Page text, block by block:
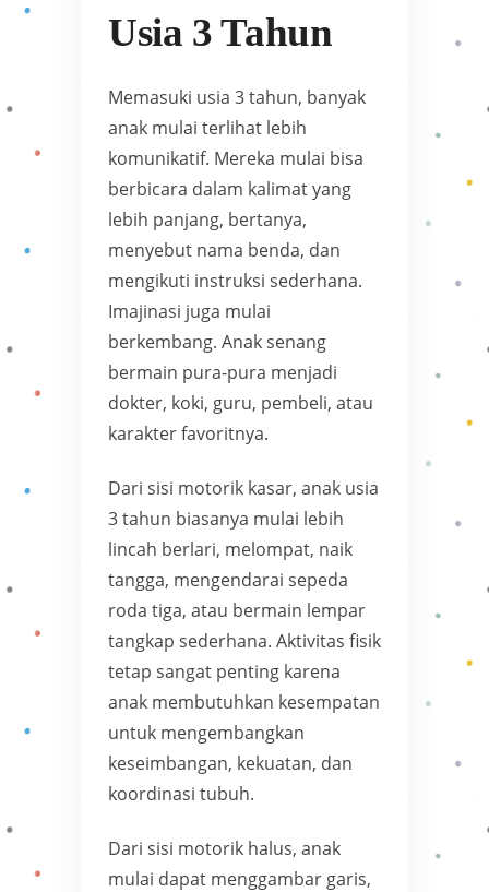
Usia 3 Tahun
Memasuki usia 3 tahun, banyak
anak mulai terlihat lebih
komunikatif. Mereka mulai bisa
berbicara dalam kalimat yang
lebih panjang, bertanya,
menyebut nama benda, dan
mengikuti instruksi sederhana.
Imajinasi juga mulai
berkembang. Anak senang
bermain pura-pura menjadi
dokter, koki, guru, pembeli, atau
karakter favoritnya.
Dari sisi motorik kasar, anak usia
3 tahun biasanya mulai lebih
lincah berlari, melompat, naik
tangga, mengendarai sepeda
roda tiga, atau bermain lempar
tangkap sederhana. Aktivitas fisik
tetap sangat penting karena
anak membutuhkan kesempatan
untuk mengembangkan
keseimbangan, kekuatan, dan
koordinasi tubuh.
Dari sisi motorik halus, anak
mulai dapat menggambar garis,